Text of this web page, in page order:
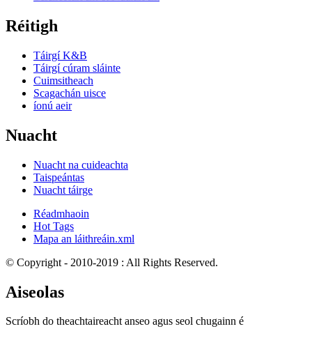
Réitigh
Táirgí K&B
Táirgí cúram sláinte
Cuimsitheach
Scagachán uisce
íonú aeir
Nuacht
Nuacht na cuideachta
Taispeántas
Nuacht táirge
Réadmhaoin
Hot Tags
Mapa an láithreáin.xml
© Copyright - 2010-2019 : All Rights Reserved.
Aiseolas
Scríobh do theachtaireacht anseo agus seol chugainn é